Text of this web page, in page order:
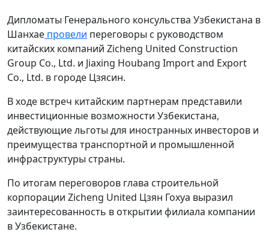
Дипломаты Генерального консульства Узбекистана в
Шанхае провели переговоры с руководством
китайских компаний Zicheng United Construction
Group Co., Ltd. и Jiaxing Houbang Import and Export
Co., Ltd. в городе Цзясин.
В ходе встреч китайским партнерам представили
инвестиционные возможности Узбекистана,
действующие льготы для иностранных инвесторов и
преимущества транспортной и промышленной
инфраструктуры страны.
По итогам переговоров глава строительной
корпорации Zicheng United Цзян Гохуа выразил
заинтересованность в открытии филиала компании
в Узбекистане.